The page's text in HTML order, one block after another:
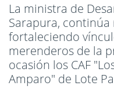
La ministra de
Sarapura,
fortaleciendo
merenderos de la
ocasión los CAF
Amparo" de Lote